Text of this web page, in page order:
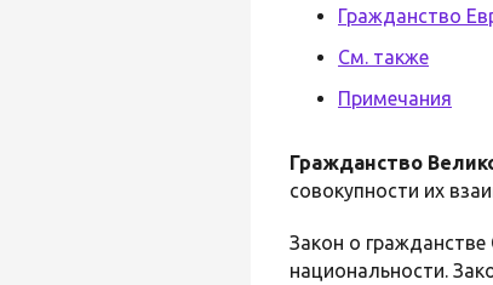
Гражданство
См. также
Примечания
Гражданство
совокупности их
Закон о гражданстве
национальности.